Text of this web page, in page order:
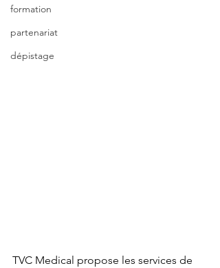
formation
partenariat
dépistage
TVC Medical propose les services de